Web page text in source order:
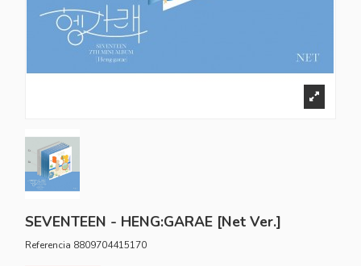
SEVENTEEN - HENG:GARAE [Net Ver.]
Referencia 8809704415170